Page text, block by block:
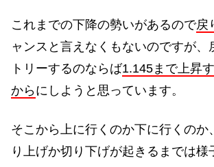
これまでの下降の勢いがあるので戻
ャンスと言えなくもないのですが、
トリーするのならば1.145まで上昇
からにしようと思っています。
そこから上に行くのか下に行くのか
り上げか切り下げが起きるまでは様